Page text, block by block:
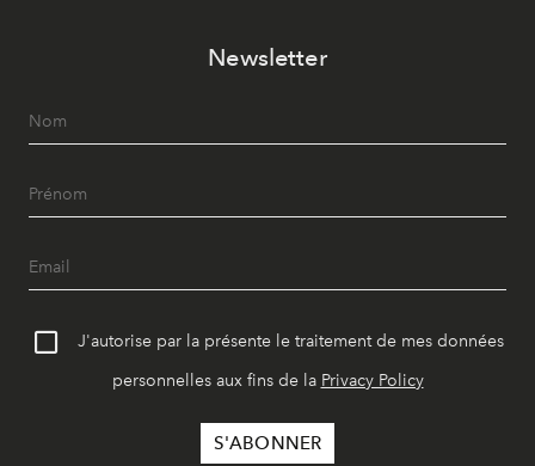
Newsletter
J'autorise par la présente le traitement de mes données
personnelles aux fins de la Privacy Policy